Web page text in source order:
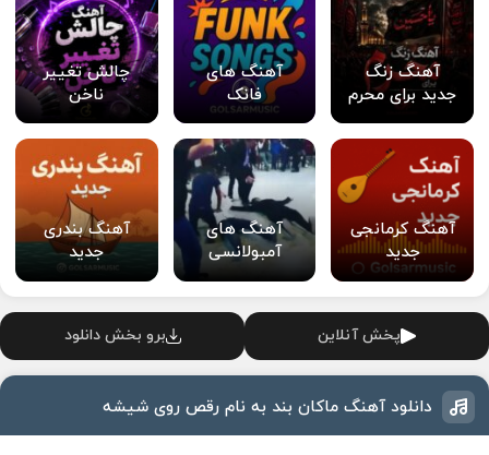
آهنگ زنگ
جدید برای محرم
آهنگ های
فانک
چالش تغییر
ناخن
آهنگ کرمانجی
جدید
آهنگ های
آمبولانسی
آهنگ بندری
جدید
پخش آنلاین برو بخش دانلود
دانلود آهنگ ماکان بند به نام رقص روى شیشه